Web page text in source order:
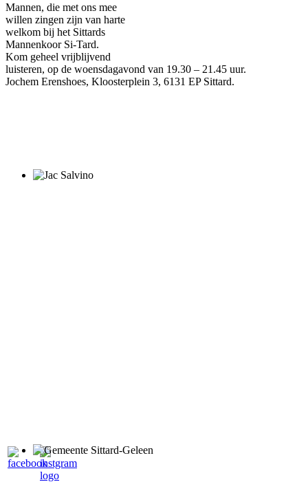
Mannen, die met ons mee
willen zingen zijn van harte
welkom bij het Sittards
Mannenkoor Si-Tard.
Kom geheel vrijblijvend
luisteren, op de woensdagavond van 19.30 – 21.45 uur.
Jochem Erenshoes, Kloosterplein 3, 6131 EP Sittard.